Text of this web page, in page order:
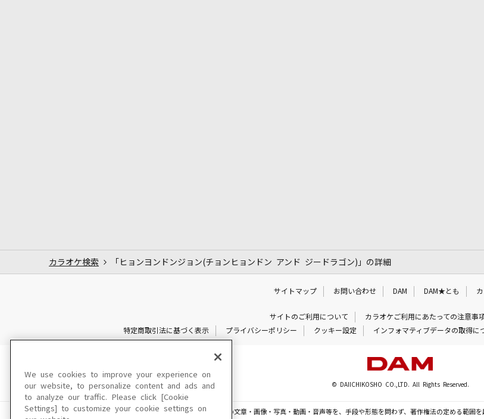
カラオケ検索 「ヒョンヨンドンジョン(チョンヒョンドン アンド ジードラゴン)」の詳細
サイトマップ お問い合わせ DAM DAM★とも
サイトのご利用について カラオケご利用にあたっての注意事
特定商取引法に基づく表示
プライバシーポリシー クッキー設定 インフォマティブデータの取得に
© DAIICHIKOSHO CO.,LTD. All Rights Reserved.
このサイトに掲載されている一切の文章・画像・写真・動画・音声等を、手段や形態を問わず、著作権法の定める範囲
We use cookies to improve your experience on
our website, to personalize content and ads and
to analyze our traffic. Please click [Cookie
Settings] to customize your cookie settings on